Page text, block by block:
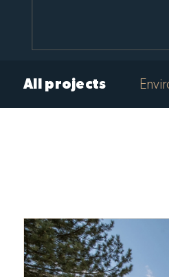
All projects